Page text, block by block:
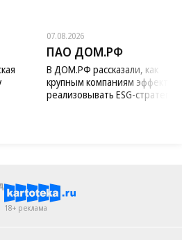
07.08.2026
ПАО ДОМ.РФ
В ДОМ.РФ рассказали, как
крупным компаниям
реализовывать ESG-стратегию
18+ реклама